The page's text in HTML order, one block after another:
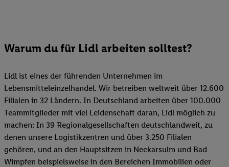
Warum du für Lidl arbeiten solltest?
Lidl ist eines der führenden Unternehmen im
Lebensmitteleinzelhandel. Wir betreiben weltweit über 12.600
Filialen in 32 Ländern. In Deutschland arbeiten über 100.000
Teammitglieder mit viel Leidenschaft daran, Lidl möglich zu
machen: In 39 Regionalgesellschaften deutschlandweit, zu
denen unsere Logistikzentren und über 3.250 Filialen
gehören, und an den Hauptsitzen in Neckarsulm und Bad
Wimpfen beispielsweise in den Bereichen Immobilien oder